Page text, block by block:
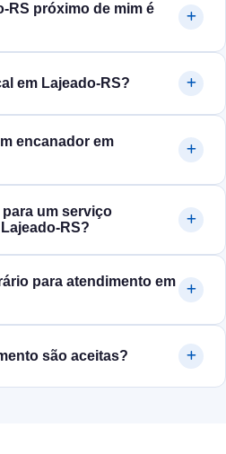
próximo de mim é
em Lajeado‑RS?
encanador em
um serviço
para atendimento em
são aceitas?